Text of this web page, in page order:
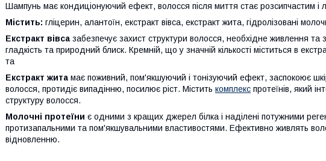
Шампунь має кондиціонуючий ефект, волосся після миття стає розсипчастим і
Містить: гліцерин, алантоїн, екстракт вівса, екстракт жита, гідролізовані
Екстракт вівса забезпечує захист структури волосся, необхідне живлення
гладкість та природний блиск. Кремній, що у значній кількості міститься в
та
Екстракт жита має поживний, пом'якшуючий і тонізуючий ефект, заспокоює
волосся, протидіє випадінню, посилює ріст. Містить комплекс протеїнів, який
структуру волосся.
Молочні протеїни є одними з кращих джерел білка і наділені потужними
протизапальними та пом'якшувальними властивостями. Ефективно живлять
відновленню.